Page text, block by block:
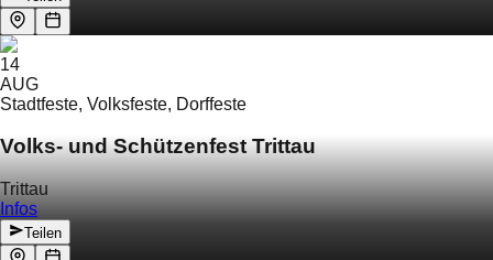
14
AUG
Stadtfeste, Volksfeste, Dorffeste
Volks- und Schützenfest Trittau
Trittau
Infos
Teilen